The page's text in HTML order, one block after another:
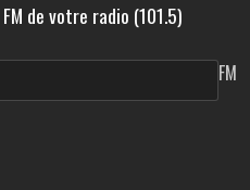
de votre radio (101.5)
FM